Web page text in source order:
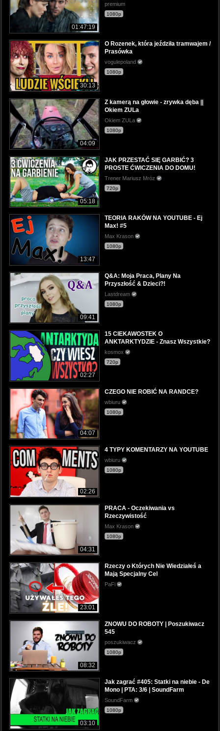
01:47:19
premium
1080p
30:13
O Rozenek, która jeździła tramwajem /
Prasówka
vogulepoland
1080p
04:09
Z kamerą na głowie - zrywka dęba ||
Okiem ZULa
Okiem ZULa
1080p
05:18
JAK PRZESTAĆ SIĘ GARBIĆ? 3
PROSTE ĆWICZENIA DO DOMU!
Trener Mariusz Mróz
720p
13:47
TEORIA RAKÓW NA YOUTUBE - Ej
Max! #5
Max Krason
1080p
09:41
Q&A: Moja Praca, Plany Na
Przyszłość & Dzieci?!
Lastdream
1080p
02:27
15 CIEKAWOSTEK O
ANKTARKTYDZIE - Znasz Wszystkie?
kosmox
720p
04:07
CZEGO NIE ROBIĆ NA RANDCE?
wbiuru
1080p
02:26
4 TYPY KOMENTARZY NA YOUTUBE
wbiuru
1080p
04:31
PRACA - Oczekiwania vs
Rzeczywistość
Max Krason
1080p
23:01
Rzeczy o Których Nie Wiedziałeś a
Mają Specjalny Cel
PaFi
08:32
ZNOWU DO ROBOTY | Poszukiwacz
545
poszukiwacz
1080p
03:10
Jak zagrać #405: Statki na niebie - De
Mono | PTA: 3/6 | SoundFarm
SoundFarm
1080p